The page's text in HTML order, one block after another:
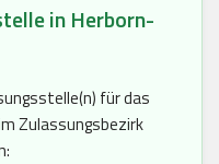
in Herborn-
für das
Zulassungsbezirk